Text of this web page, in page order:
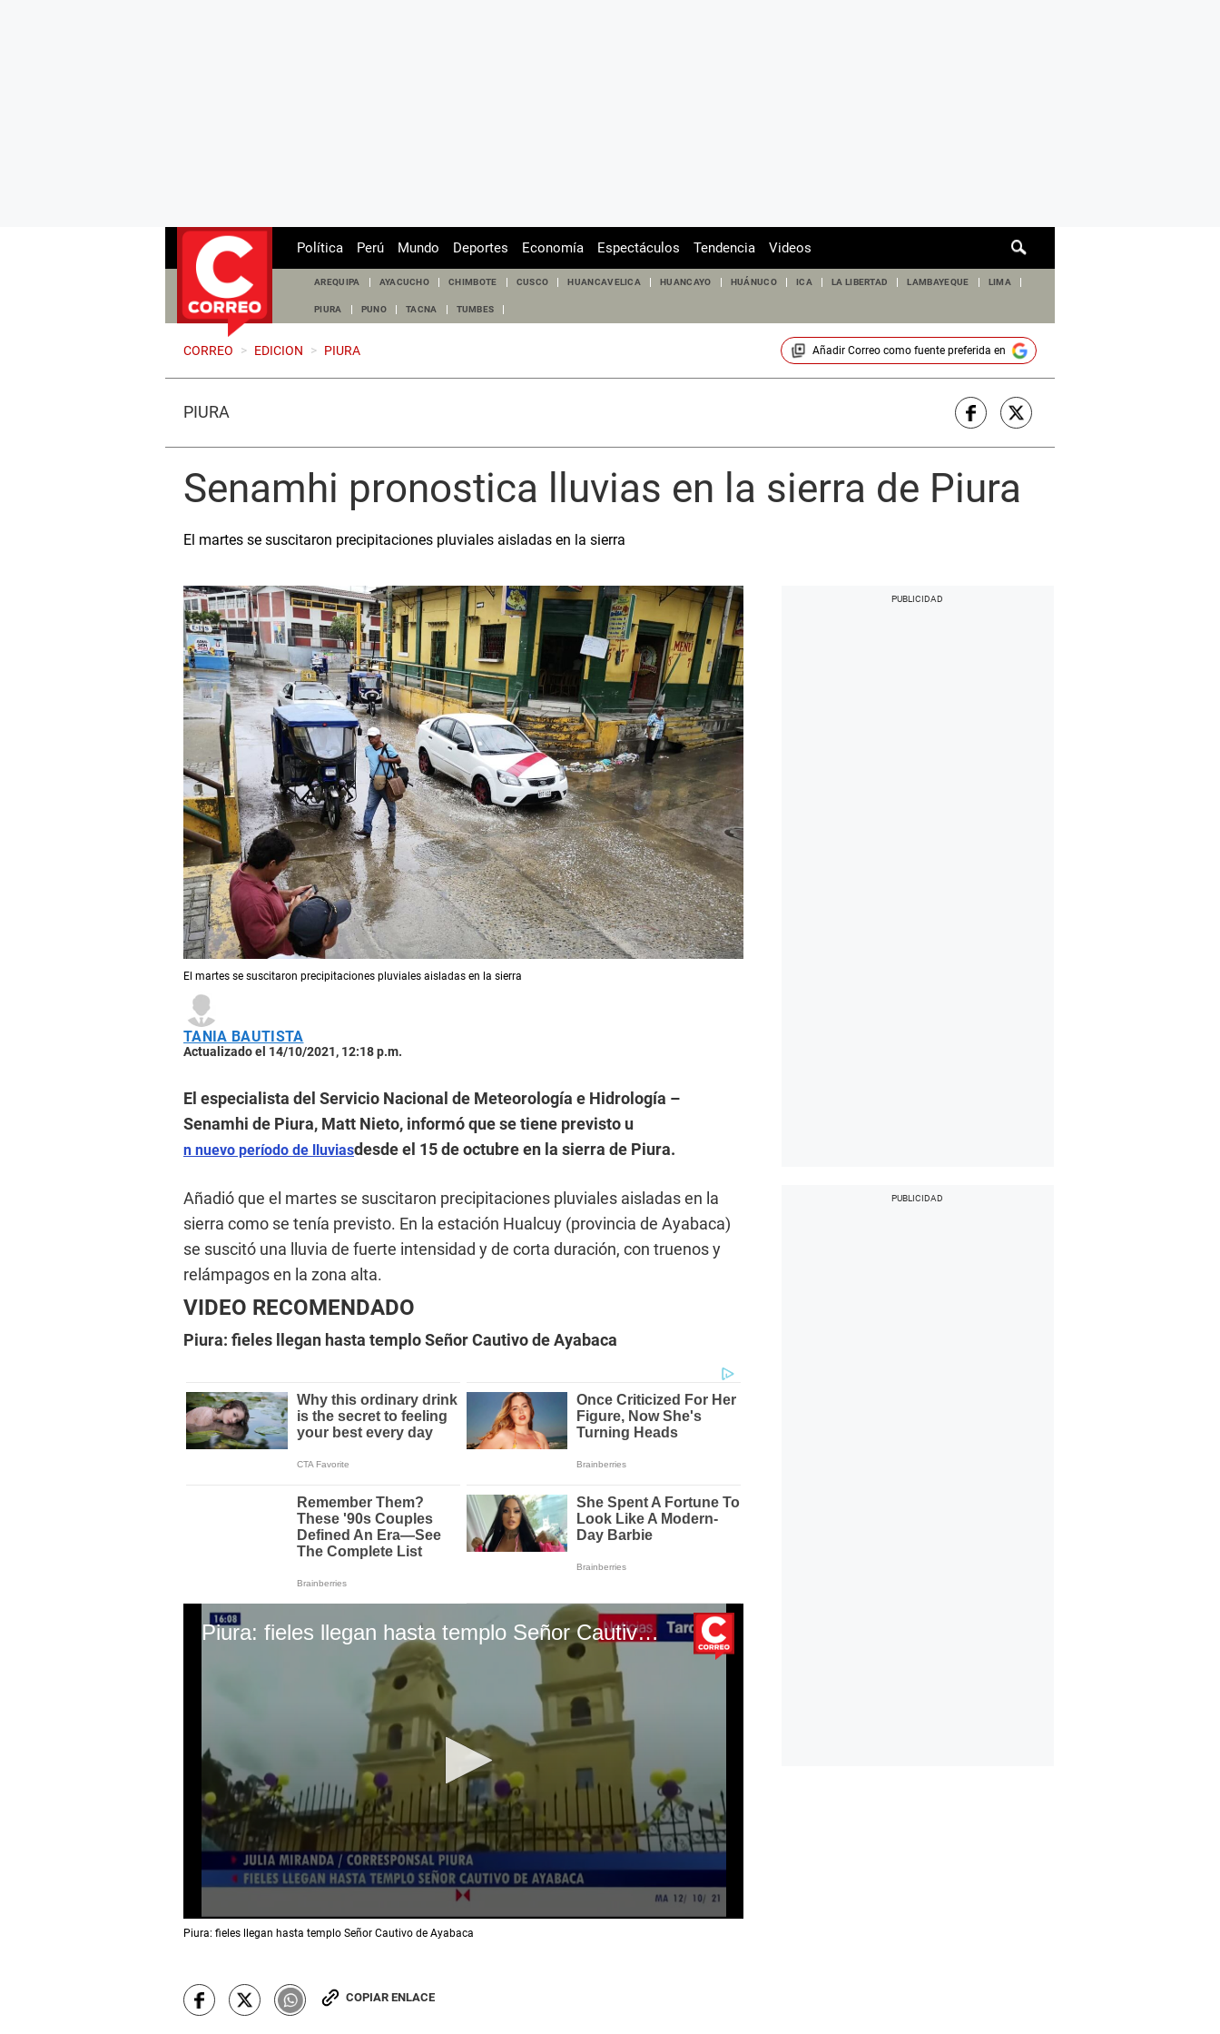
de
Política Perú Mundo Deportes Economía Espectáculos Tendencia Videos
AREQUIPA AYACUCHO CHIMBOTE CUSCO HUANCAVELICA HUANCAYO HUÁNUCO ICA LA LIBERTAD LAMBAYEQUE LIMA
PIURA PUNO TACNA TUMBES
CORREO > EDICION > PIURA Añadir Correocomo fuente preferida en
PIURA
Senamhi pronostica lluvias en la sierra de Piura
El martes se suscitaron precipitaciones pluviales aisladas en la sierra
El martes se suscitaron precipitaciones pluviales aisladas en la sierra
TANIA BAUTISTA
Actualizado el 14/10/2021, 12:18 p.m.
El especialista del Servicio Nacional de Meteorología e Hidrología –
Senamhi de Piura, Matt Nieto, informó que se tiene previsto u
n nuevo período de lluviasdesde el 15 de octubre en la sierra de Piura.
Añadió que el martes se suscitaron precipitaciones pluviales aisladas en la
sierra como se tenía previsto. En la estación Hualcuy (provincia de Ayabaca)
se suscitó una lluvia de fuerte intensidad y de corta duración, con truenos y
relámpagos en la zona alta.
VIDEO RECOMENDADO
Piura: fieles llegan hasta templo Señor Cautivo de Ayabaca
Piura: fieles llegan hasta templo Señor Cautivo de Ayabaca
s
n
d
Piura: fieles llegan hasta templo Señor Cautivo de Ayabaca
COPIAR ENLACE